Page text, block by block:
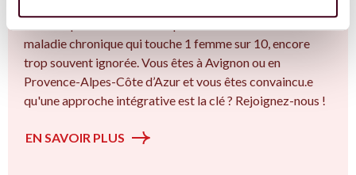
maladie chronique qui touche 1 femme sur 10, encore
trop souvent ignorée. Vous êtes à Avignon ou en
Provence-Alpes-Côte d’Azur et vous êtes convaincu.e
qu'une approche intégrative est la clé ? Rejoignez-nous !
EN SAVOIR PLUS